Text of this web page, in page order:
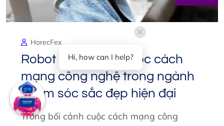
HorecFex
Robot làm đẹp – Cuộc cách
mạng công nghệ trong ngành
chăm sóc sắc đẹp hiện đại
Trong bối cảnh cuộc cách mạng công
Hi, how can I help?